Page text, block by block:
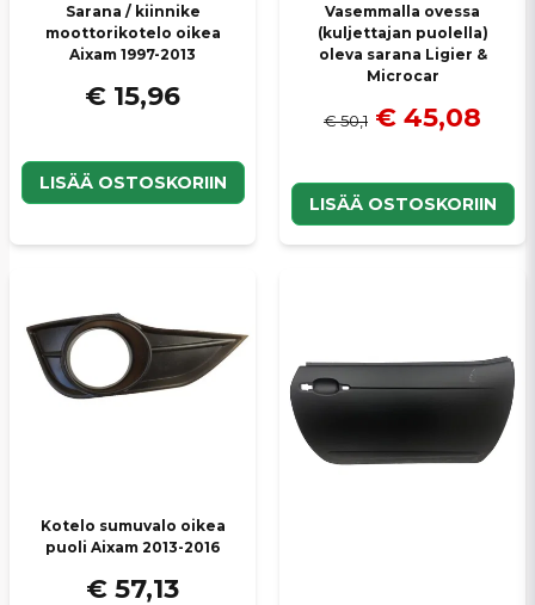
Sarana / kiinnike
moottorikotelo oikea
Aixam 1997-2013
€ 15,96
LISÄÄ OSTOSKORIIN
Vasemmalla ovessa
(kuljettajan puolella)
oleva sarana Ligier &
Microcar
€ 50,1 € 45,08
LISÄÄ OSTOSKORIIN
Kotelo sumuvalo oikea
puoli Aixam 2013-2016
€ 57,13